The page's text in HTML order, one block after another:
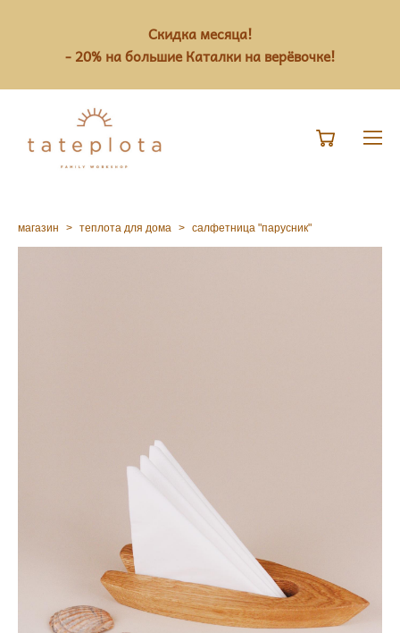
Скидка месяца!
- 20% на большие Каталки на верёвочке!
магазин > теплота для дома > салфетница "парусник"